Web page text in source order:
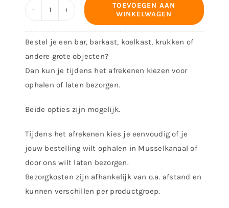
Decoratiebord
Stressknuppel
aantal
TOEVOEGEN AAN
WINKELWAGEN
Bestel je een bar, barkast, koelkast, krukken of
andere grote objecten?
Dan kun je tijdens het afrekenen kiezen voor
ophalen of laten bezorgen.
Beide opties zijn mogelijk.
Tijdens het afrekenen kies je eenvoudig of je
jouw bestelling wilt ophalen in Musselkanaal of
door ons wilt laten bezorgen.
Bezorgkosten zijn afhankelijk van o.a. afstand en
kunnen verschillen per productgroep.